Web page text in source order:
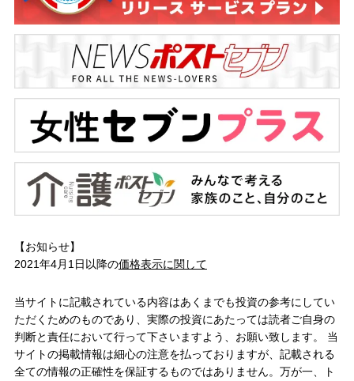
【お知らせ】
2021年4月1日以降の価格表示に関して
当サイトに記載されている内容はあくまでも投資の参考にしてい
ただくためのものであり、実際の投資にあたっては読者ご自身の
判断と責任において行って下さいますよう、お願い致します。 当
サイトの掲載情報は細心の注意を払っておりますが、記載される
全ての情報の正確性を保証するものではありません。万が一、ト